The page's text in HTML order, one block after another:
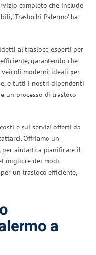
completo che include
‘Traslochi Palermo’ ha
al trasloco esperti per
garantendo che
moderni, ideali per
e tutti i nostri dipendenti
un processo di trasloco
e sui servizi offerti da
Offriamo un
per aiutarti a pianificare il
migliore dei modi.
per un trasloco efficiente,
a